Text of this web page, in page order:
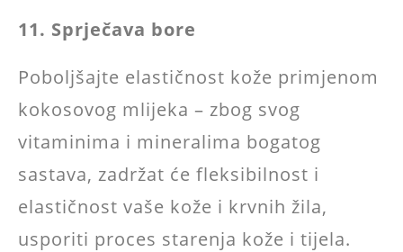
11. Sprječava bore
Poboljšajte elastičnost kože primjenom
kokosovog mlijeka – zbog svog
vitaminima i mineralima bogatog
sastava, zadržat će fleksibilnost i
elastičnost vaše kože i krvnih žila,
usporiti proces starenja kože i tijela.